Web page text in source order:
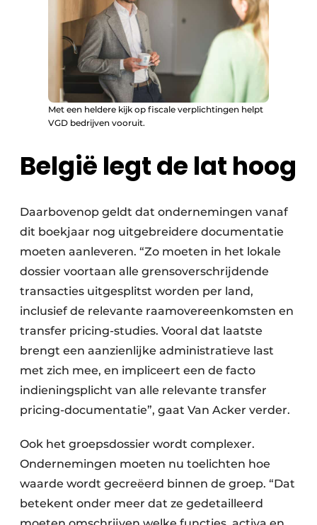
Met een heldere kijk op fiscale verplichtingen helpt
VGD bedrijven vooruit.
België legt de lat hoog
Daarbovenop geldt dat ondernemingen vanaf
dit boekjaar nog uitgebreidere documentatie
moeten aanleveren. “Zo moeten in het lokale
dossier voortaan alle grensoverschrijdende
transacties uitgesplitst worden per land,
inclusief de relevante raamovereenkomsten en
transfer pricing-studies. Vooral dat laatste
brengt een aanzienlijke administratieve last
met zich mee, en impliceert een de facto
indieningsplicht van alle relevante transfer
pricing-documentatie”, gaat Van Acker verder.
Ook het groepsdossier wordt complexer.
Ondernemingen moeten nu toelichten hoe
waarde wordt gecreëerd binnen de groep. “Dat
betekent onder meer dat ze gedetailleerd